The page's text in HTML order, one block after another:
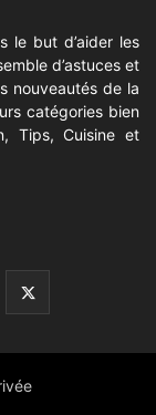
le but d’aider les
d’astuces et
nouveautés de la
catégories bien
Tips, Cuisine et